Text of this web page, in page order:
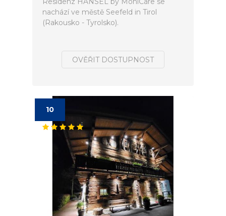
nachází ve městě Seefeld in Tirol
(Rakousko - Tyrolsko).
OVĚŘIT DOSTUPNOST
10